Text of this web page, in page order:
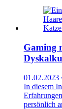
Gaming
01.02.2023
In diesem
persönlich